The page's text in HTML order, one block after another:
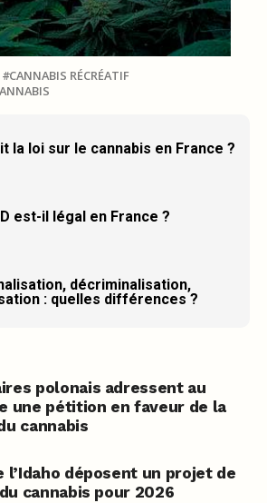
CANNABIS RÉCRÉATIF
la loi sur le cannabis en France ?
est-il légal en France ?
décriminalisation,
: quelles différences ?
polonais adressent au
une pétition en faveur de la
cannabis
l’Idaho déposent un projet de
cannabis pour 2026